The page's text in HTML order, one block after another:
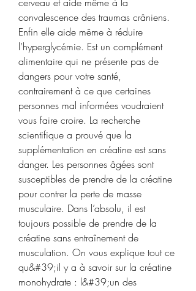
convalescence des traumas crâniens.
Enfin elle aide même à réduire
l’hyperglycémie. Est un complément
alimentaire qui ne présente pas de
dangers pour votre santé,
contrairement à ce que certaines
personnes mal informées voudraient
vous faire croire. La recherche
scientifique a prouvé que la
supplémentation en créatine est sans
danger. Les personnes âgées sont
susceptibles de prendre de la créatine
pour contrer la perte de masse
musculaire. Dans l’absolu, il est
toujours possible de prendre de la
créatine sans entraînement de
musculation. On vous explique tout ce
qu&#39;il y a à savoir sur la créatine
monohydrate : l&#39;un des